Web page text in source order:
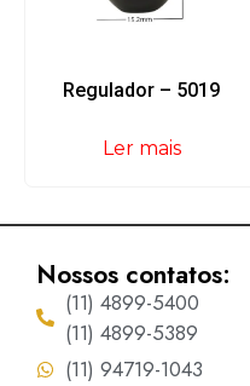
Regulador – 5019
Ler mais
Nossos contatos:
(11) 4899-5400
(11) 4899-5389
(11) 94719-1043